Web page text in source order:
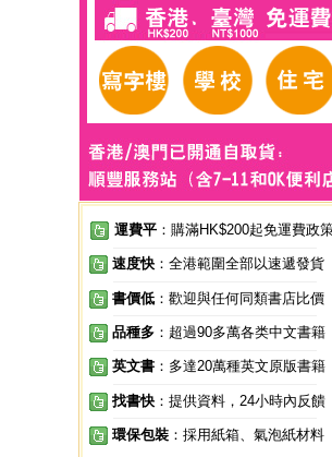
運費平 ：購滿HK$200起免運費政
速度快 ：全港範圍全部以速遞發貨
書價低 ：歡迎與任何同類書店比價
品種多 ：超過90多萬各类中文書籍
英文書 ：多達20萬種英文原版書籍
找書快 ：提供資料，24小時內反饋
環保包裝 ：採用紙箱、氣泡紙材料